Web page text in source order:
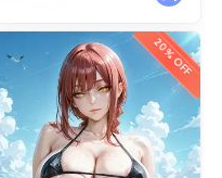
20% OFF